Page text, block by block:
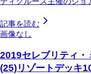
記事を読む
画像なし
2019セレブリティ・
(25)リゾートデッキ